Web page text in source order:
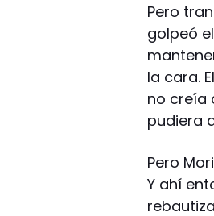
Pero
golpeó
la cara.
no creía
pudiera
Pero
Y ahí